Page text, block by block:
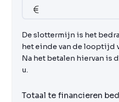
De slottermijn is het
het einde van de looptijd
Na het betalen hiervan is
u.
Totaal te financieren